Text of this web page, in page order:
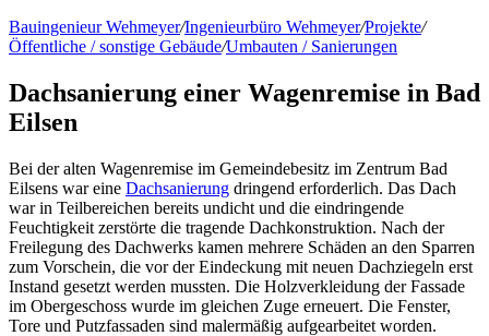
Bauingenieur Wehmeyer/Ingenieurbüro Wehmeyer/Projekte/
Öffentliche / sonstige Gebäude/Umbauten / Sanierungen
Dachsanierung einer Wagenremise in Bad
Eilsen
Bei der alten Wagenremise im Gemeindebesitz im Zentrum Bad
Eilsens war eine Dachsanierung dringend erforderlich. Das Dach
war in Teilbereichen bereits undicht und die eindringende
Feuchtigkeit zerstörte die tragende Dachkonstruktion. Nach der
Freilegung des Dachwerks kamen mehrere Schäden an den Sparren
zum Vorschein, die vor der Eindeckung mit neuen Dachziegeln erst
Instand gesetzt werden mussten. Die Holzverkleidung der Fassade
im Obergeschoss wurde im gleichen Zuge erneuert. Die Fenster,
Tore und Putzfassaden sind malermäßig aufgearbeitet worden.